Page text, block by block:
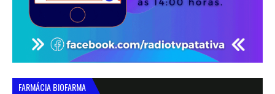
FARMÁCIA BIOFARMA